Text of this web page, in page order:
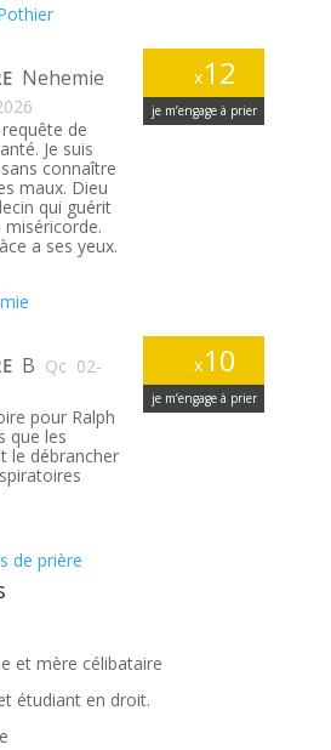
x12
je m’engage à prier
Nehemie
de
Je suis
connaître
maux. Dieu
qui guérit
miséricorde.
a ses yeux.
x10
je m’engage à prier
B Qc 02-
pour Ralph
que les
le débrancher
de prière
et mère célibataire
étudiant en droit.